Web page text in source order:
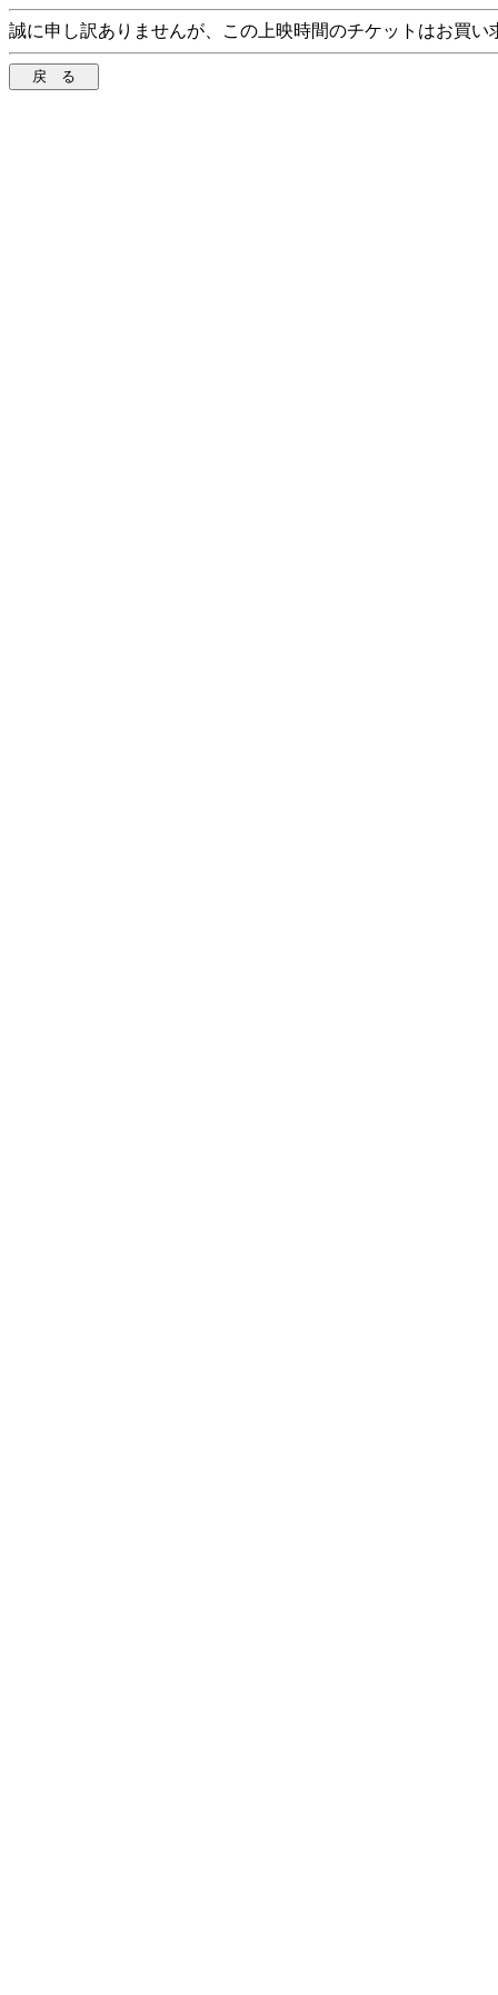
誠に申し訳ありませんが、この上映時間のチケットはお買い